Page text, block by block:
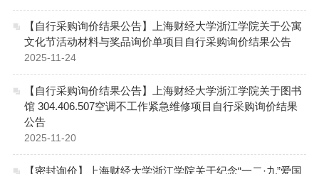
【自行采购询价结果公告】上海财经大学浙江学院关于公寓
文化节活动材料与奖品询价单项目自行采购询价结果公告
2025-11-24
【自行采购询价结果公告】上海财经大学浙江学院关于图书
馆 304.406.507空调不工作紧急维修项目自行采购询价结果
公告
2025-11-20
【密封询价】上海财经大学浙江学院关于纪念“一二·九”爱国